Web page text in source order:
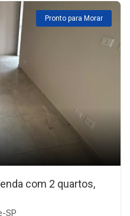
Pronto para Morar
com 2 quartos,
SP